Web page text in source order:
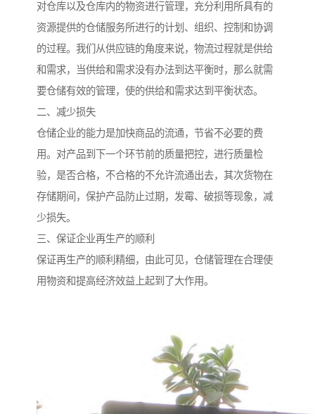
对仓库以及仓库内的物资进行管理，充分利用所具有的
资源提供的仓储服务所进行的计划、组织、控制和协调
的过程。我们从供应链的角度来说，物流过程就是供给
和需求，当供给和需求没有办法到达平衡时，那么就需
要仓储有效的管理，使的供给和需求达到平衡状态。
二、减少损失
仓储企业的能力是加快商品的流通，节省不必要的费
用。对产品到下一个环节前的质量把控，进行质量检
验，是否合格，不合格的不允许流通出去，其次货物在
存储期间，保护产品防止过期，发霉、破损等现象，减
少损失。
三、保证企业再生产的顺利
保证再生产的顺利精细，由此可见，仓储管理在合理使
用物资和提高经济效益上起到了大作用。